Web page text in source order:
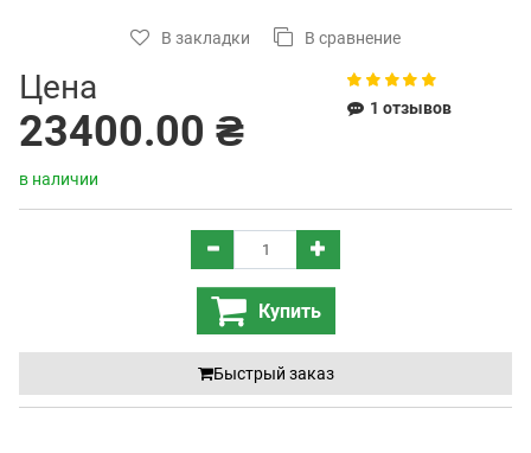
В закладки В сравнение
Цена
23400.00 ₴
в наличии
1 отзывов
Купить
Быстрый заказ